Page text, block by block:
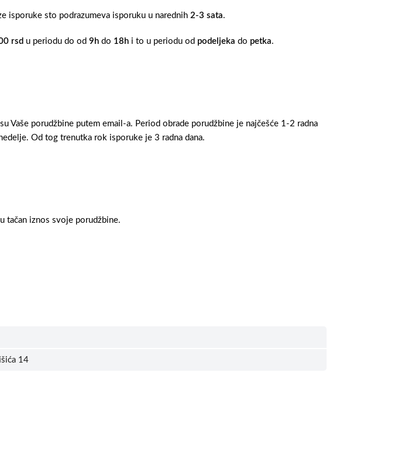
isporuke sto podrazumeva isporuku u narednih 2-3 sata.
rsd u periodu do od 9h do 18h i to u periodu od podeljeka do petka.
Vaše porudžbine putem email-a. Period obrade porudžbine je najčešće 1-2 radna
Od tog trenutka rok isporuke je 3 radna dana.
tačan iznos svoje porudžbine.
14